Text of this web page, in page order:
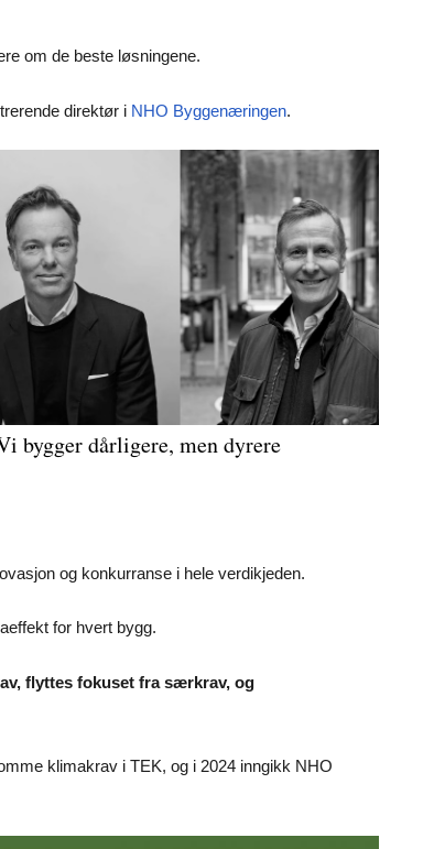
om de beste løsningene.
direktør i NHO Byggenæringen.
bygger dårligere, men dyrere
og konkurranse i hele verdikjeden.
for hvert bygg.
flyttes fokuset fra særkrav, og
klimakrav i TEK, og i 2024 inngikk NHO